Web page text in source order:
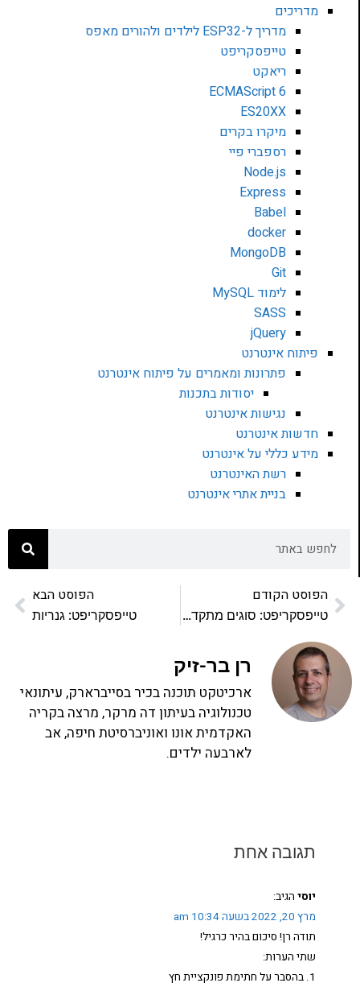
מדריכים
מדריך ל-ESP32 לילדים ולהורים מאפס
טייפסקריפט
ריאקט
ECMAScript 6
ES20XX
מיקרו בקרים
רספברי פיי
Node.js
Express
Babel
docker
MongoDB
Git
לימוד MySQL
SASS
jQuery
פיתוח אינטרנט
פתרונות ומאמרים על פיתוח אינטרנט
יסודות בתכנות
נגישות אינטרנט
חדשות אינטרנט
מידע כללי על אינטרנט
רשת האינטרנט
בניית אתרי אינטרנט
הפוסט הקודם
טייפסקריפט: סוגים מתקדמים
הפוסט הבא
טייפסקריפט: גנריות
רן בר-זיק
ארכיטקט תוכנה בכיר בסייברארק, עיתונאי
טכנולוגיה בעיתון דה מרקר, מרצה בקריה
האקדמית אונו ואוניברסיטת חיפה, אב
לארבעה ילדים.
תגובה אחת
יוסי הגיב:
מרץ 20, 2022 בשעה 10:34 am
תודה רן! סיכום בהיר כרגיל!
שתי הערות:
1. בהסבר על חתימת פונקציית חץ